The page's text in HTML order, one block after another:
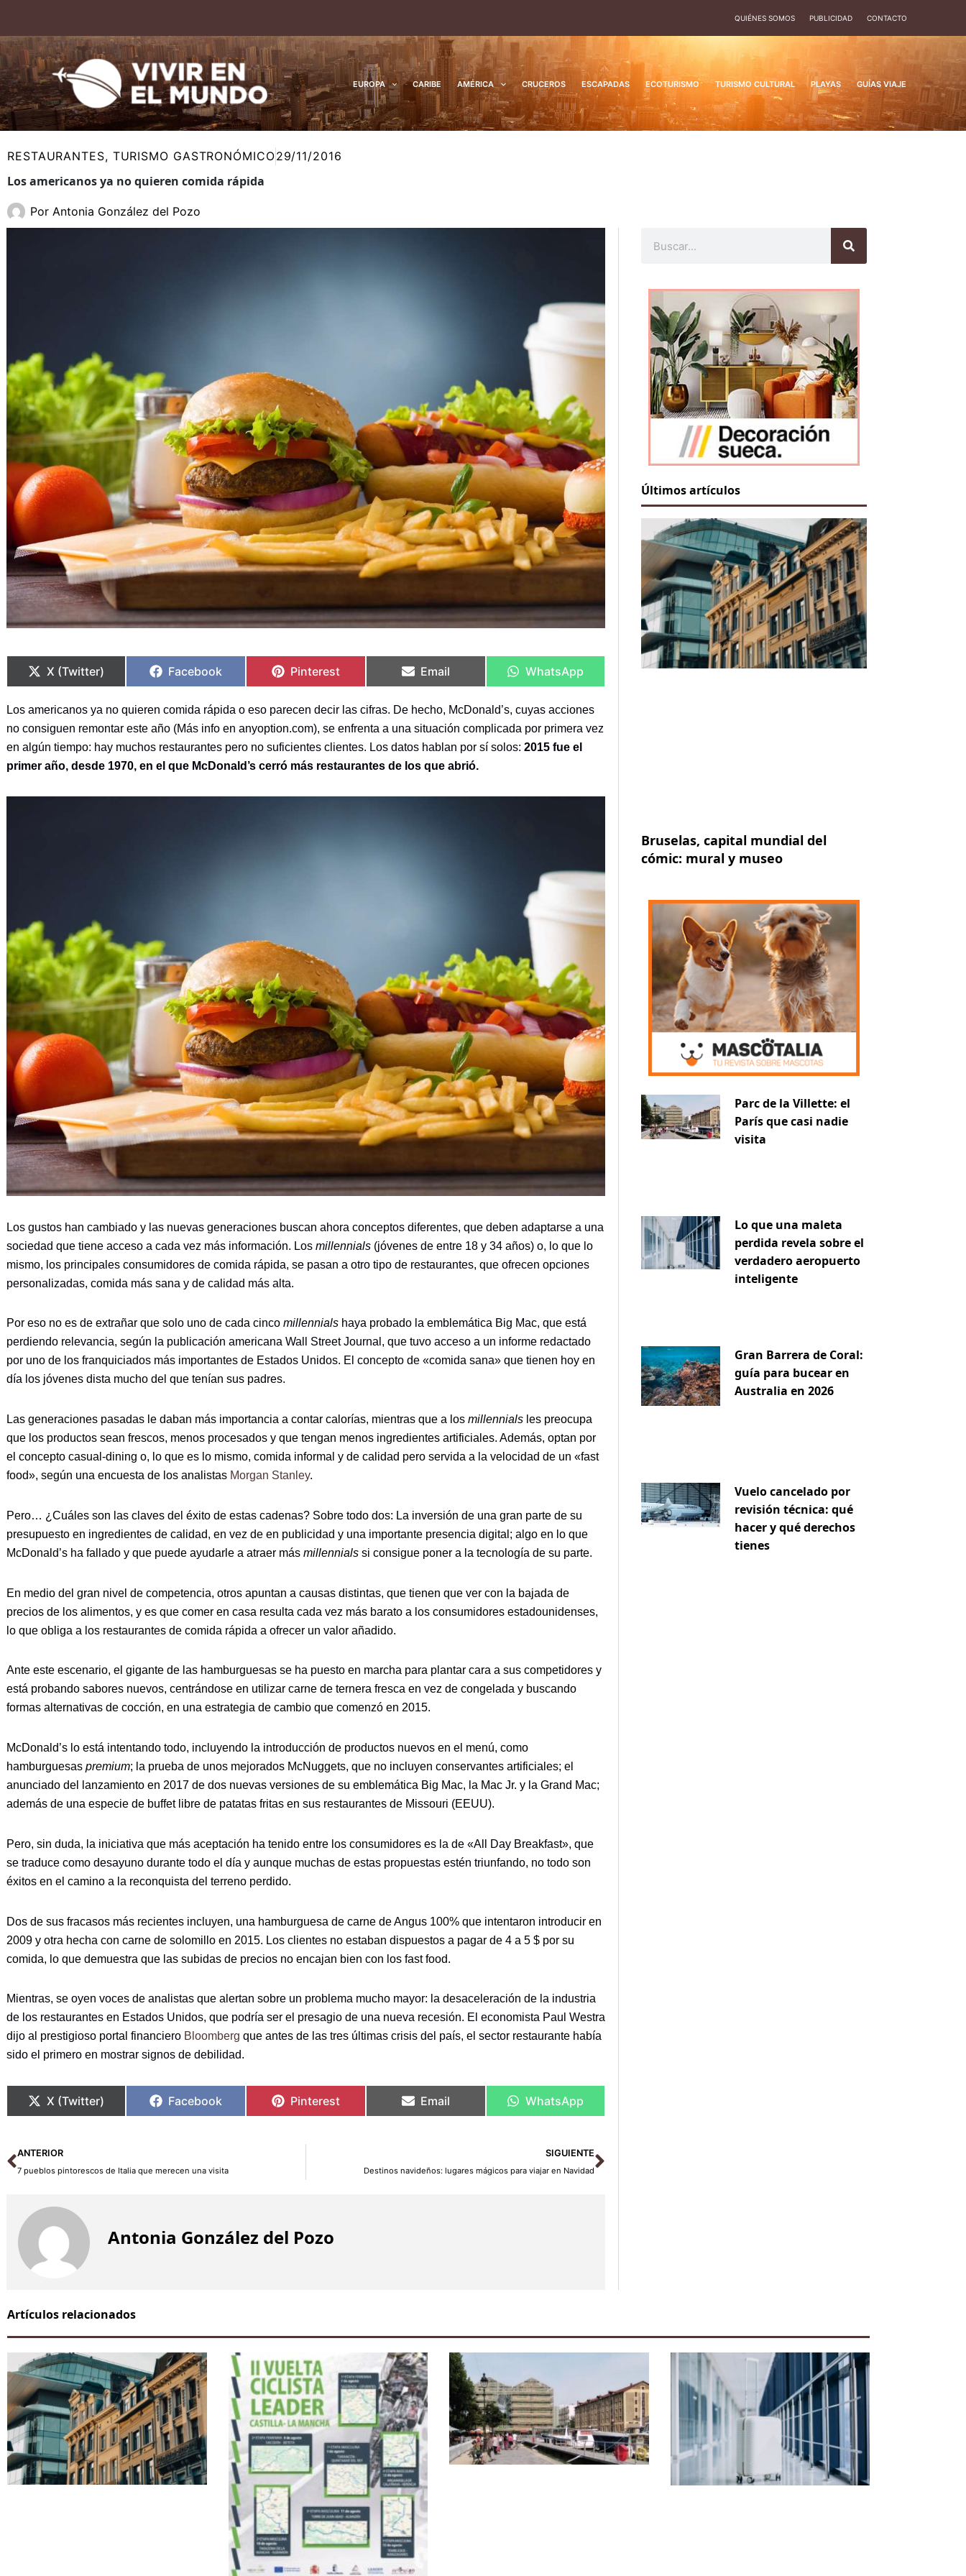
contenido
QUIÉNES SOMOS PUBLICIDAD CONTACTO
EUROPA CARIBE AMÉRICA CRUCEROS ESCAPADAS ECOTURISMO TURISMO CULTURAL PLAYAS GUÍAS VIAJE
RESTAURANTES, TURISMO GASTRONÓMICO29/11/2016
Los americanos ya no quieren comida rápida
Por Antonia González del Pozo
en
X (Twitter)
en
Facebook
en
Pinterest
en
Email
en
WhatsApp
Los americanos ya no quieren comida rápida o eso parecen decir las cifras. De hecho, McDonald’s, cuyas acciones
no consiguen remontar este año (Más info en anyoption.com), se enfrenta a una situación complicada por primera vez
en algún tiempo: hay muchos restaurantes pero no suficientes clientes. Los datos hablan por sí solos: 2015 fue el
primer año, desde 1970, en el que McDonald’s cerró más restaurantes de los que abrió.
Los gustos han cambiado y las nuevas generaciones buscan ahora conceptos diferentes, que deben adaptarse a una
sociedad que tiene acceso a cada vez más información. Los millennials(jóvenes de entre 18 y 34 años) o, lo que lo
mismo, los principales consumidores de comida rápida, se pasan a otro tipo de restaurantes, que ofrecen opciones
personalizadas, comida más sana y de calidad más alta.
Por eso no es de extrañar que solo uno de cada cinco millennialshaya probado la emblemática Big Mac, que está
perdiendo relevancia, según la publicación americana Wall Street Journal, que tuvo acceso a un informe redactado
por uno de los franquiciados más importantes de Estados Unidos. El concepto de «comida sana» que tienen hoy en
día los jóvenes dista mucho del que tenían sus padres.
Las generaciones pasadas le daban más importancia a contar calorías, mientras que a los millennialsles preocupa
que los productos sean frescos, menos procesados y que tengan menos ingredientes artificiales. Además, optan por
el concepto casual-dining o, lo que es lo mismo, comida informal y de calidad pero servida a la velocidad de un «fast
food», según una encuesta de los analistas Morgan Stanley.
Pero… ¿Cuáles son las claves del éxito de estas cadenas? Sobre todo dos: La inversión de una gran parte de su
presupuesto en ingredientes de calidad, en vez de en publicidad y una importante presencia digital; algo en lo que
McDonald’s ha fallado y que puede ayudarle a atraer más millennialssi consigue poner a la tecnología de su parte.
En medio del gran nivel de competencia, otros apuntan a causas distintas, que tienen que ver con la bajada de
precios de los alimentos, y es que comer en casa resulta cada vez más barato a los consumidores estadounidenses,
lo que obliga a los restaurantes de comida rápida a ofrecer un valor añadido.
Ante este escenario, el gigante de las hamburguesas se ha puesto en marcha para plantar cara a sus competidores y
está probando sabores nuevos, centrándose en utilizar carne de ternera fresca en vez de congelada y buscando
formas alternativas de cocción, en una estrategia de cambio que comenzó en 2015.
McDonald’s lo está intentando todo, incluyendo la introducción de productos nuevos en el menú, como
hamburguesas premium; la prueba de unos mejorados McNuggets, que no incluyen conservantes artificiales; el
anunciado del lanzamiento en 2017 de dos nuevas versiones de su emblemática Big Mac, la Mac Jr. y la Grand Mac;
además de una especie de buffet libre de patatas fritas en sus restaurantes de Missouri (EEUU).
Pero, sin duda, la iniciativa que más aceptación ha tenido entre los consumidores es la de «All Day Breakfast», que
se traduce como desayuno durante todo el día y aunque muchas de estas propuestas estén triunfando, no todo son
éxitos en el camino a la reconquista del terreno perdido.
Dos de sus fracasos más recientes incluyen, una hamburguesa de carne de Angus 100% que intentaron introducir en
2009 y otra hecha con carne de solomillo en 2015. Los clientes no estaban dispuestos a pagar de 4 a 5 $ por su
comida, lo que demuestra que las subidas de precios no encajan bien con los fast food.
Mientras, se oyen voces de analistas que alertan sobre un problema mucho mayor: la desaceleración de la industria
de los restaurantes en Estados Unidos, que podría ser el presagio de una nueva recesión. El economista Paul Westra
dijo al prestigioso portal financiero Bloomberg que antes de las tres últimas crisis del país, el sector restaurante había
sido el primero en mostrar signos de debilidad.
en
X (Twitter)
en
Facebook
en
Pinterest
en
Email
en
WhatsApp
Ant
ANTERIOR
7 pueblos pintorescos de Italia que merecen una visita
SIGUIENTE
Destinos navideños: lugares mágicos para viajar en Navidad
Siguiente
Antonia González del Pozo
Últimos artículos
Bruselas, capital mundial del
cómic: mural y museo
Parc de la Villette: el
París que casi nadie
visita
Lo que una maleta
perdida revela sobre el
verdadero aeropuerto
inteligente
Gran Barrera de Coral:
guía para bucear en
Australia en 2026
Vuelo cancelado por
revisión técnica: qué
hacer y qué derechos
tienes
Artículos relacionados